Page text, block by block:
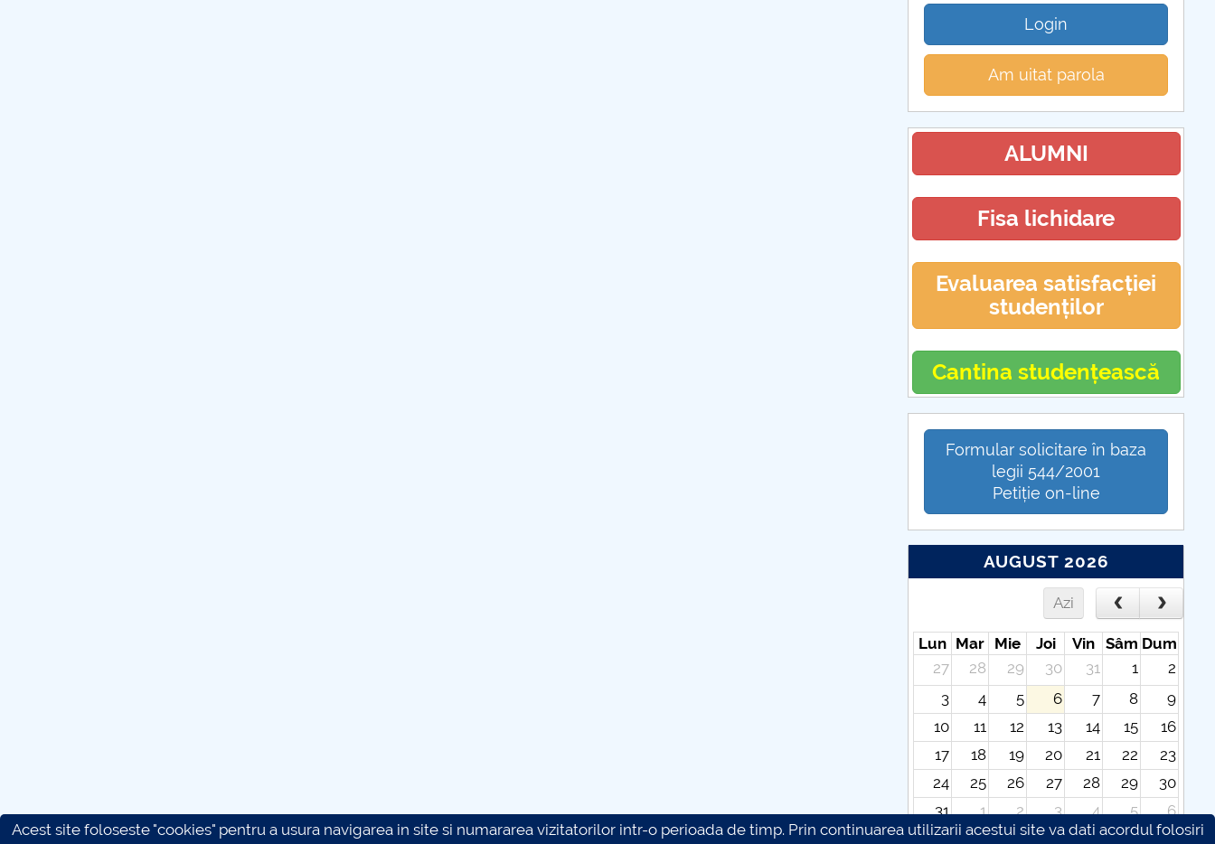
Login
Am uitat parola
ALUMNI
Fisa lichidare
Evaluarea satisfacției
studenților
Cantina studențească
Formular solicitare în baza
legii 544/2001
Petiție on-line
AUGUST 2026
Azi
Lun Mar Mie Joi Vin Sâm Dum
27
28 29 30 31 1
2
3
4 5 6 7 8
9
10
11 12 13 14 15
16
17
18 19 20 21 22
23
24
25 26 27 28 29
30
31
1 2 3 4 5
6
Acest site foloseste "cookies" pentru a usura navigarea in site si numararea vizitatorilor intr-o perioada de timp. Prin continuarea utilizarii acestui site va dati acordul folosiri